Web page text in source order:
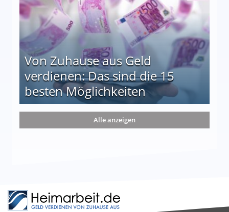
Von Zuhause aus Geld
verdienen: Das sind die 15
besten Möglichkeiten
die 15 besten Möglichkeiten
Alle anzeigen